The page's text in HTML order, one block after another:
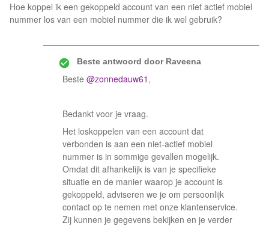
Hoe koppel ik een gekoppeld account van een niet actief mobiel
nummer los van een mobiel nummer die ik wel gebruik?
Beste antwoord doorRaveena
Beste ​ @zonnedauw61 ,
Bedankt voor je vraag.
Het loskoppelen van een account dat
verbonden is aan een niet-actief mobiel
nummer is in sommige gevallen mogelijk.
Omdat dit afhankelijk is van je specifieke
situatie en de manier waarop je account is
gekoppeld, adviseren we je om persoonlijk
contact op te nemen met onze klantenservice.
Zij kunnen je gegevens bekijken en je verder